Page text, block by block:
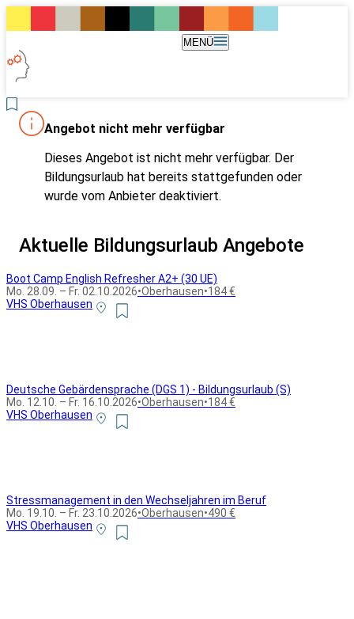
MENÜ
Angebot nicht mehr verfügbar
Dieses Angebot ist nicht mehr verfügbar. Der
Bildungsurlaub hat bereits stattgefunden oder
wurde vom Anbieter deaktiviert.
Aktuelle Bildungsurlaub Angebote
Boot Camp English Refresher A2+ (30 UE)
Mo. 28.09. – Fr. 02.10.2026•Oberhausen•184 €
VHS Oberhausen
Deutsche Gebärdensprache (DGS 1) - Bildungsurlaub (S)
Mo. 12.10. – Fr. 16.10.2026•Oberhausen•184 €
VHS Oberhausen
Stressmanagement in den Wechseljahren im Beruf
Mo. 19.10. – Fr. 23.10.2026•Oberhausen•490 €
VHS Oberhausen